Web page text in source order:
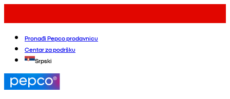
Pronađi Pepco prodavnicu
Centar za podršku
Srpski